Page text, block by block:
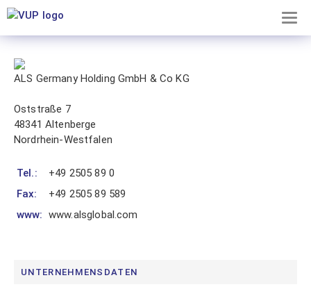
ALS Germany Holding GmbH & Co KG
Oststraße 7
48341 Altenberge
Nordrhein-Westfalen
Tel.:
+49 2505 89 0
Fax:
+49 2505 89 589
www: www.alsglobal.com
UNTERNEHMENSDATEN
Dieser
Bereich
unseren
vorbehalten.
Noch
Sie
×